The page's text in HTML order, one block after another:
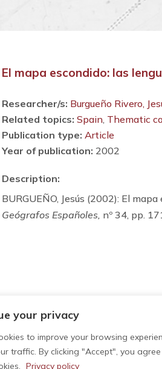
your privacy
to improve your browsing
traffic. By clicking "Accept", you
Privacy policy
El mapa escondido: las
Researcher/s: Burgueño Rivero,
Related topics: Spain, Thematic
Publication type: Article
Year of publication: 2002
Description:
BURGUEÑO, Jesús (2002): El
Geógrafos Españoles, nº 34, pp.